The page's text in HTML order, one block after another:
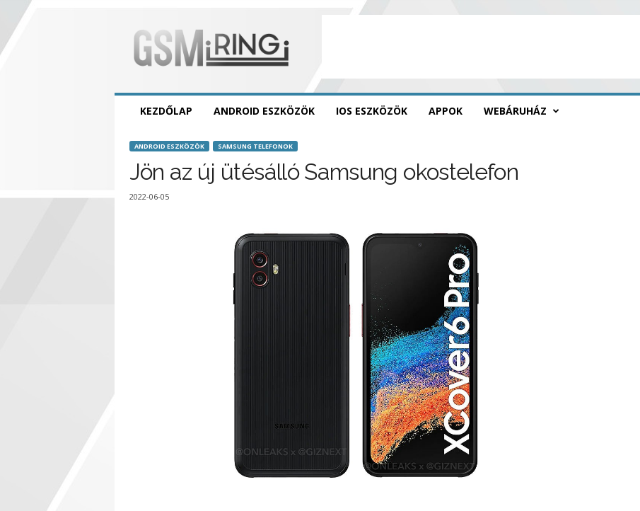
KEZDŐLAP ANDROID ESZKÖZÖK IOS ESZKÖZÖK APPOK WEBÁRUHÁZ
ANDROID ESZKÖZÖK SAMSUNG TELEFONOK
Jön az új ütésálló Samsung okostelefon
2022-06-05